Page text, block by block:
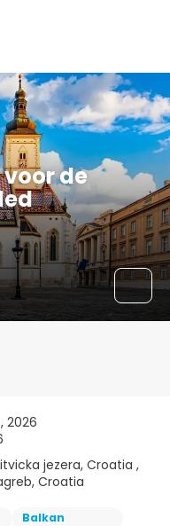
voor de
2026
jezera, Croatia ,
Croatia
Balkan